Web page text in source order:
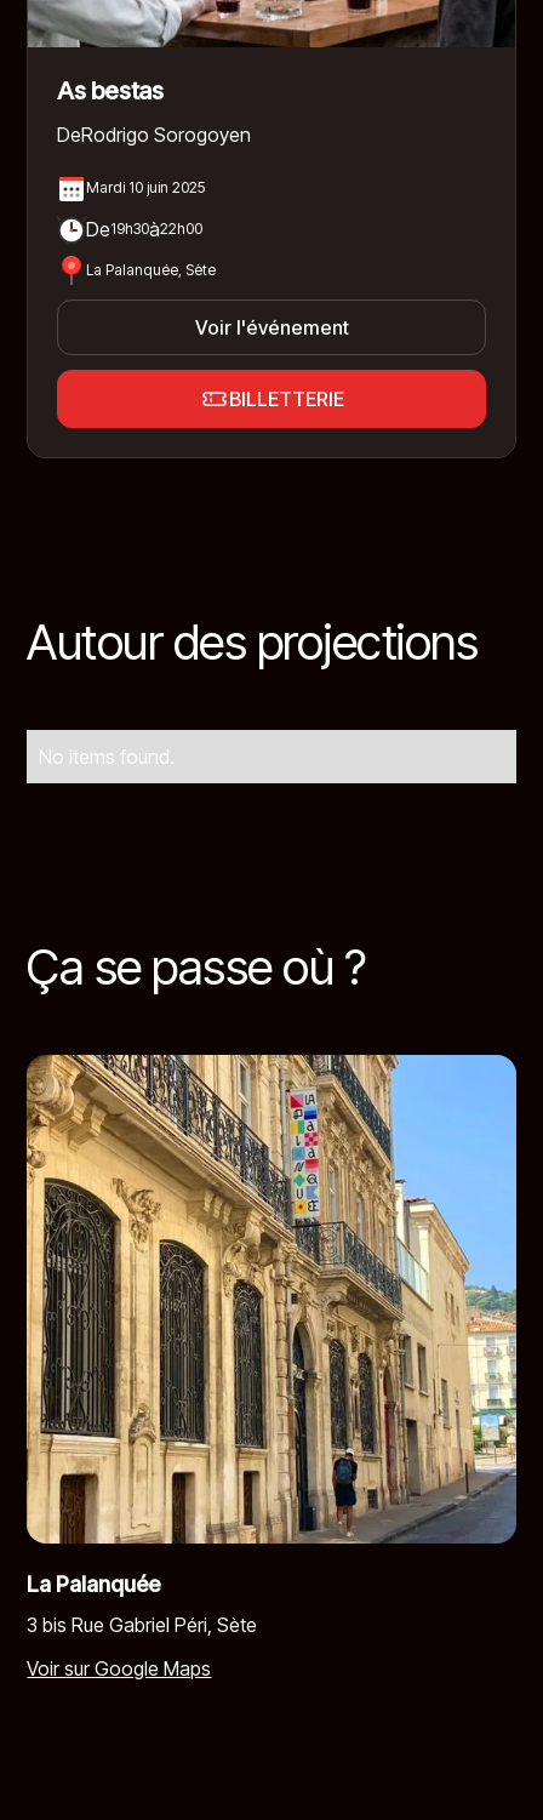
As bestas
DeRodrigo Sorogoyen
Mardi 10 juin 2025
De19h30à22h00
La Palanquée, Sète
Voir l'événement
BILLETTERIE
Autour des projections
No items found.
Ça se passe où ?
La Palanquée
3 bis Rue Gabriel Péri, Sète
Voir sur Google Maps